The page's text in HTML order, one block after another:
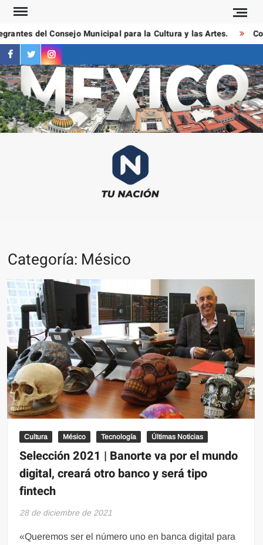
Saltar
contenidodel Consejo Municipal para la Cultura y las Artes.
facebook
twitterinstagram
Categoría: Mésico
Cultura Mésico Tecnología Últimas Noticias
Selección 2021 | Banorte va por el mundo
digital, creará otro banco y será tipo
fintech
28 de diciembre de 2021
«Queremos ser el número uno en banca digital para